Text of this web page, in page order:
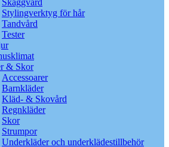
Skäggvård
Stylingverktyg för hår
Tandvård
Tester
& Skor
Accessoarer
Barnkläder
Kläd- & Skovård
Regnkläder
Skor
Strumpor
Underkläder och underklädestillbehör